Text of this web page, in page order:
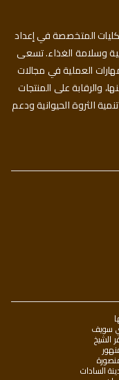
المتخصصة في إعداد
وسلامة الغذاء. تسعى
العملية في مجالات
والرقابة على المنتجات
الثروة الحيوانية ودعم
سويف
الشيخ
السادات